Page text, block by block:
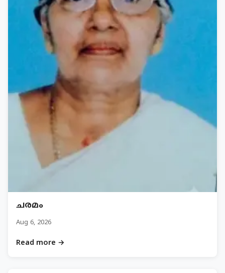
ചരമം
Aug 6, 2026
Read more →